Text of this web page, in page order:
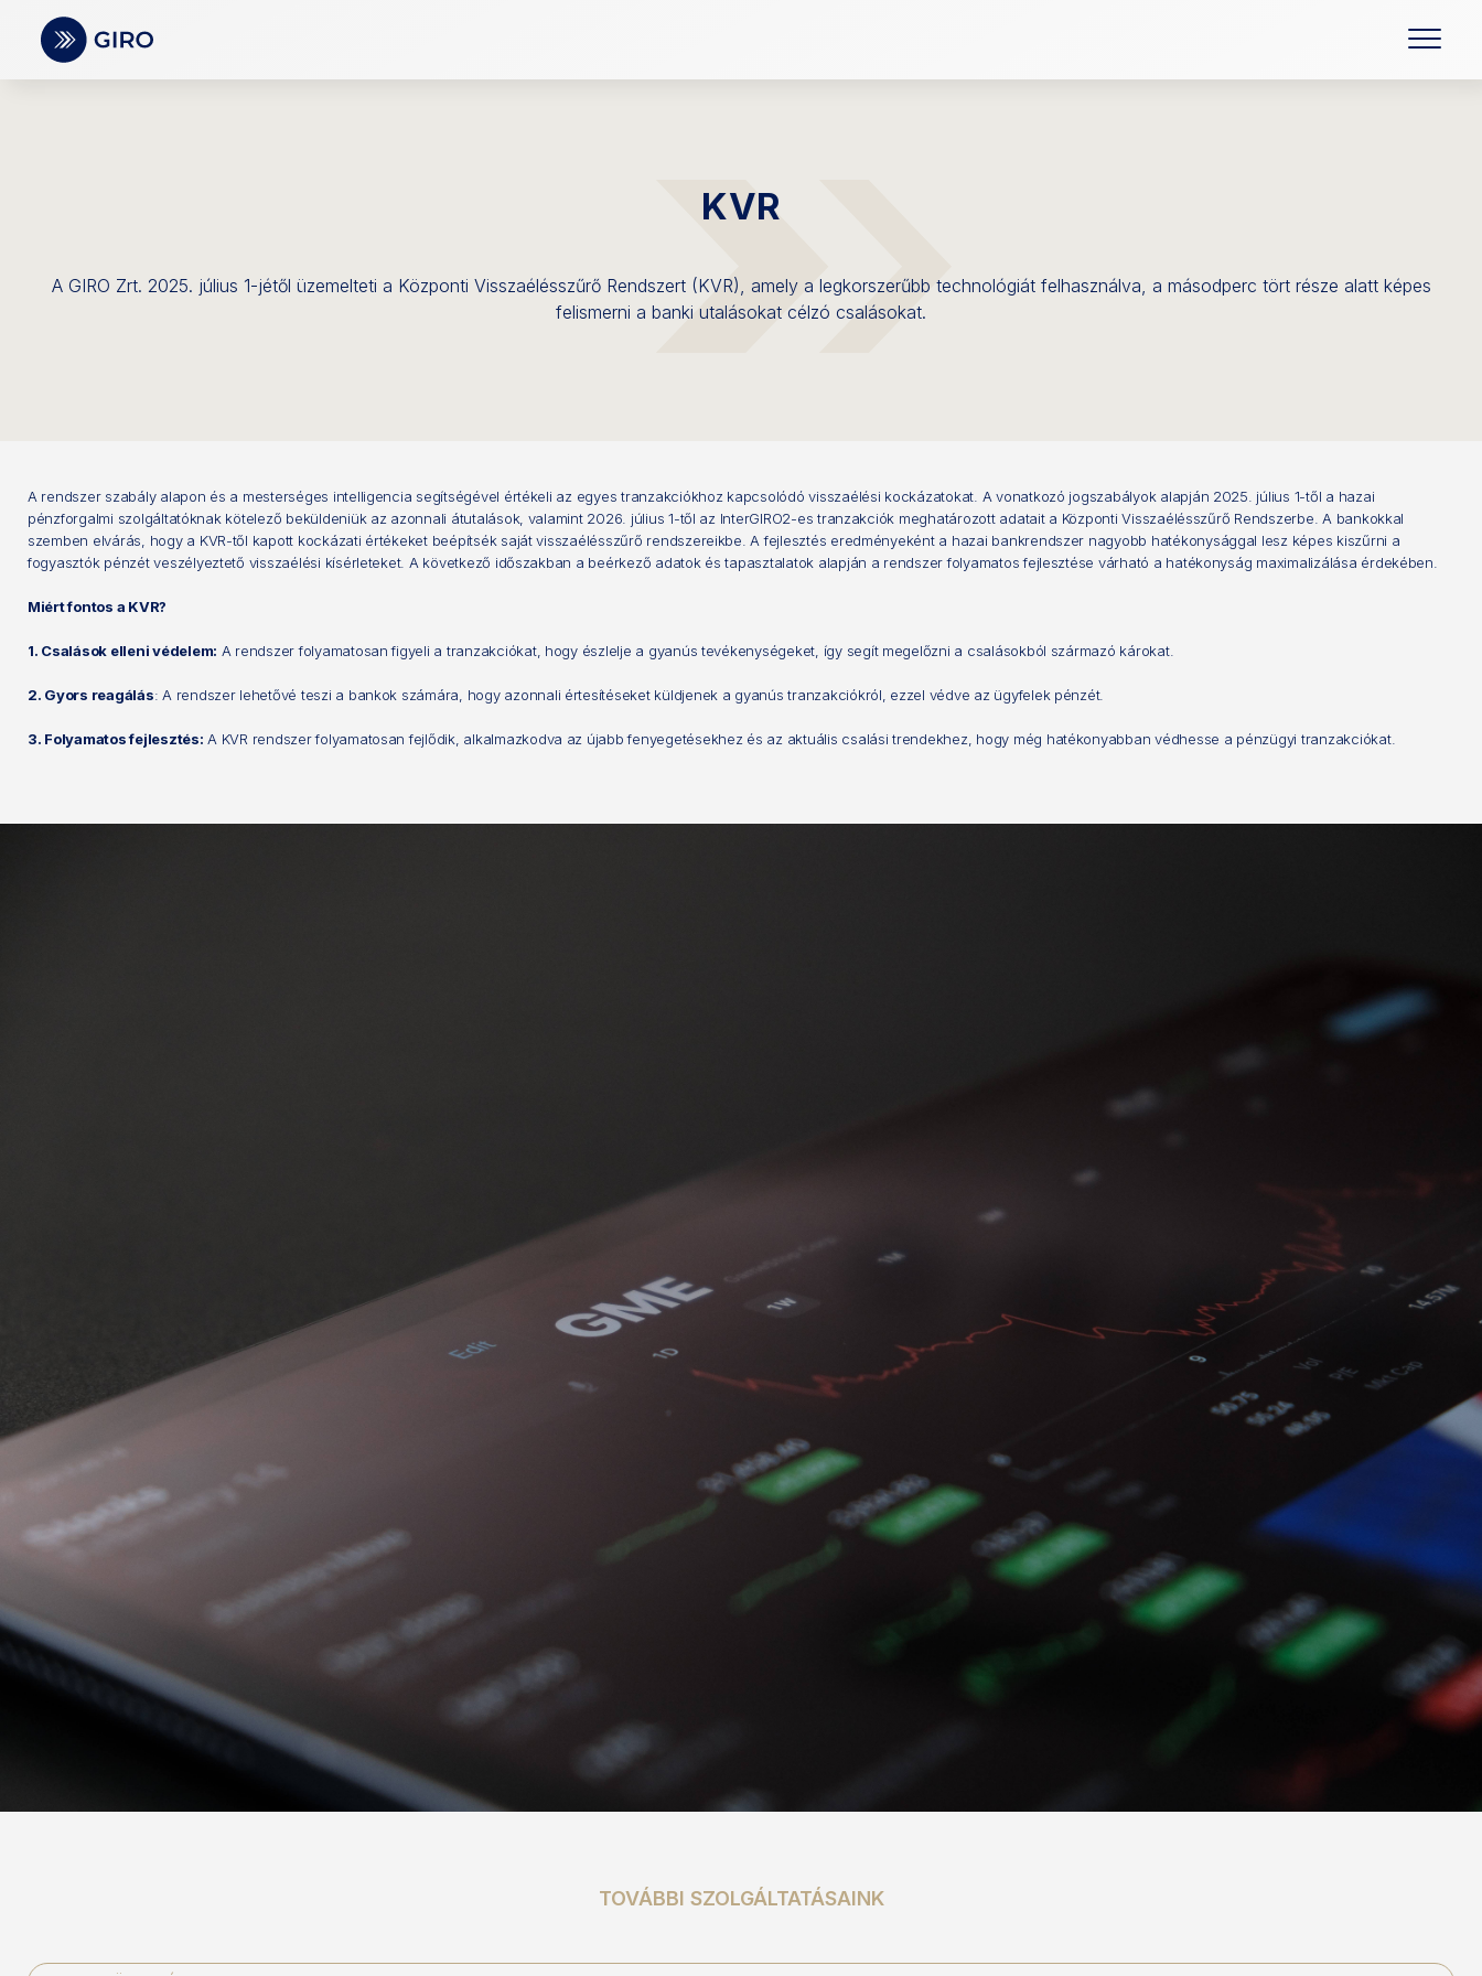
KVR
A GIRO Zrt. 2025. július 1-jétől üzemelteti a Központi Visszaélésszűrő Rendszert (KVR), amely a legkorszerűbb technológiát felhasználva, a másodperc tört része alatt képes
felismerni a banki utalásokat célzó csalásokat.
A rendszer szabály alapon és a mesterséges intelligencia segítségével értékeli az egyes tranzakciókhoz kapcsolódó visszaélési kockázatokat. A vonatkozó jogszabályok alapján 2025. július 1-től a hazai
pénzforgalmi szolgáltatóknak kötelező beküldeniük az azonnali átutalások, valamint 2026. július 1-től az InterGIRO2-es tranzakciók meghatározott adatait a Központi Visszaélésszűrő Rendszerbe. A bankokkal
szemben elvárás, hogy a KVR-től kapott kockázati értékeket beépítsék saját visszaélésszűrő rendszereikbe. A fejlesztés eredményeként a hazai bankrendszer nagyobb hatékonysággal lesz képes kiszűrni a
fogyasztók pénzét veszélyeztető visszaélési kísérleteket. A következő időszakban a beérkező adatok és tapasztalatok alapján a rendszer folyamatos fejlesztése várható a hatékonyság maximalizálása érdekében.
Miért fontos a KVR?
1. Csalások elleni védelem: A rendszer folyamatosan figyeli a tranzakciókat, hogy észlelje a gyanús tevékenységeket, így segít megelőzni a csalásokból származó károkat.
2. Gyors reagálás: A rendszer lehetővé teszi a bankok számára, hogy azonnali értesítéseket küldjenek a gyanús tranzakciókról, ezzel védve az ügyfelek pénzét.
3. Folyamatos fejlesztés: A KVR rendszer folyamatosan fejlődik, alkalmazkodva az újabb fenyegetésekhez és az aktuális csalási trendekhez, hogy még hatékonyabban védhesse a pénzügyi tranzakciókat.
TOVÁBBI SZOLGÁLTATÁSAINK